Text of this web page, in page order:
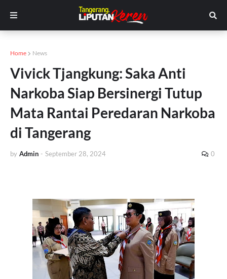
Home News
Vivick Tjangkung: Saka Anti
Narkoba Siap Bersinergi Tutup
Mata Rantai Peredaran Narkoba
di Tangerang
by Admin - September 28, 2024 0